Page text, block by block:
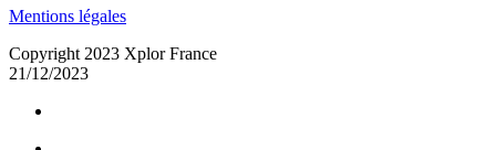
Mentions légales
Copyright 2023 Xplor France
21/12/2023